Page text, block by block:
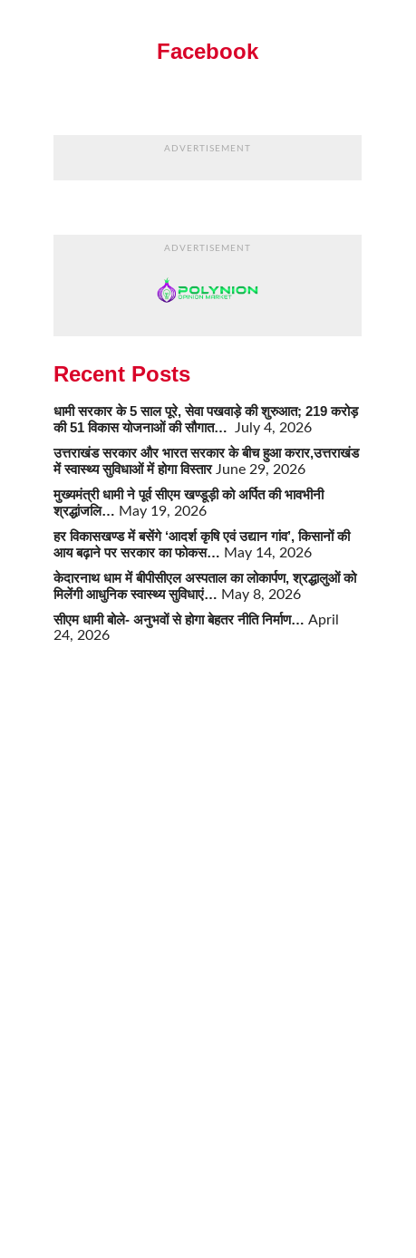
Facebook
ADVERTISEMENT
ADVERTISEMENT
Recent Posts
धामी सरकार के 5 साल पूरे, सेवा पखवाड़े की शुरुआत; 219 करोड़
की 51 विकास योजनाओं की सौगात… July 4, 2026
उत्तराखंड सरकार और भारत सरकार के बीच हुआ करार,उत्तराखंड
में स्वास्थ्य सुविधाओं में होगा विस्तार June 29, 2026
मुख्यमंत्री धामी ने पूर्व सीएम खण्डूड़ी को अर्पित की भावभीनी
श्रद्धांजलि… May 19, 2026
हर विकासखण्ड में बसेंगे ‘आदर्श कृषि एवं उद्यान गांव’, किसानों की
आय बढ़ाने पर सरकार का फोकस… May 14, 2026
केदारनाथ धाम में बीपीसीएल अस्पताल का लोकार्पण, श्रद्धालुओं को
मिलेंगी आधुनिक स्वास्थ्य सुविधाएं… May 8, 2026
सीएम धामी बोले- अनुभवों से होगा बेहतर नीति निर्माण… April
24, 2026